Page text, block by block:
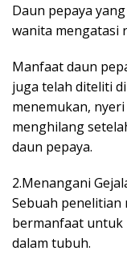
Daun pepaya
wanita mengatasi
Manfaat daun
juga telah diteliti
menemukan,
menghilang
daun pepaya.
2.Menangani
Sebuah penelitian
bermanfaat untuk
dalam tubuh.